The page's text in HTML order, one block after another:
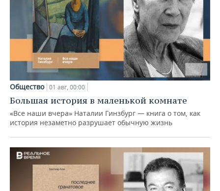
Общество 01 авг, 00:00
Большая история в маленькой комнате
«Все наши вчера» Наталии Гинзбург — книга о том, как
история незаметно разрушает обычную жизнь